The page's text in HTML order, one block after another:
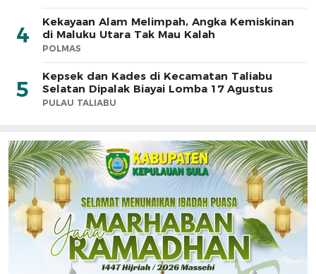
4
Kekayaan Alam Melimpah, Angka Kemiskinan
di Maluku Utara Tak Mau Kalah
POLMAS
5
Kepsek dan Kades di Kecamatan Taliabu
Selatan Dipalak Biayai Lomba 17 Agustus
PULAU TALIABU